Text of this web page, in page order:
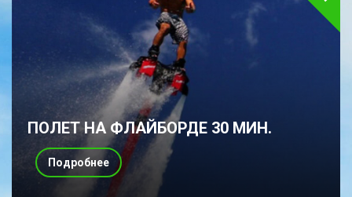
ПОЛЕТ НА ФЛАЙБОРДЕ 30 МИН.
Подробнее